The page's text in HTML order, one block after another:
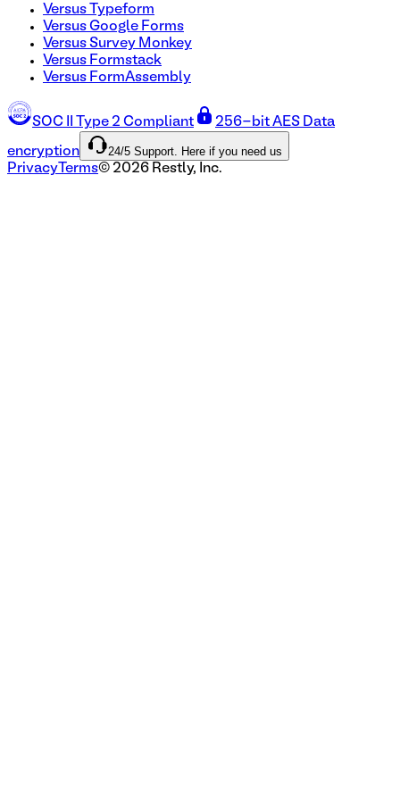
Versus Typeform
Versus Google Forms
Versus Survey Monkey
Versus Formstack
Versus FormAssembly
SOC II Type 2 Compliant 256-bit AES Data
encryption 24/5 Support. Here if you need us
Privacy Terms© 2026 Restly, Inc.